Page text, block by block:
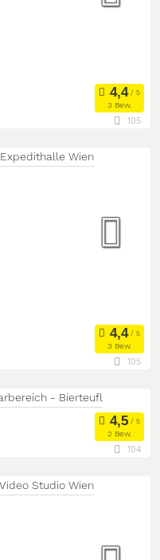
3 Bew.
Tagungsstätte
105
3 Bew.
Kongresszentrum
105
2 Bew.
Sonstiges
104